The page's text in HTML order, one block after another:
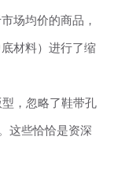
场均价的商品，
材料）进行了缩
型，忽略了鞋带孔
这些恰恰是资深